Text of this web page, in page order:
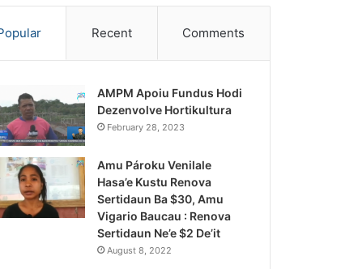
Recent Comments
AMPM Apoiu Fundus Hodi
Dezenvolve Hortikultura
February 28, 2023
Amu Pároku Venilale
Hasa’e Kustu Renova
Sertidaun Ba $30, Amu
Vigario Baucau : Renova
Sertidaun Ne’e $2 De’it
August 8, 2022